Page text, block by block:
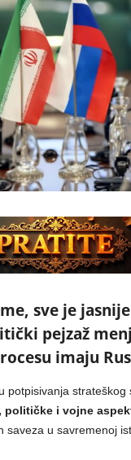
sve je
pejzaž
imaju
potpisivanja strateškog
političke i vojne
saveza u savremenoj